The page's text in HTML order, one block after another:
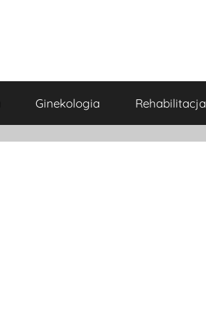
Ginekologia Rehabilitacja